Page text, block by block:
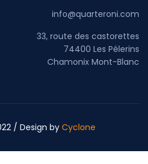
info@quarteroni.com
33, route des castorettes
74400 Les Pélerins
Chamonix Mont-Blanc
/ Design by Cyclone